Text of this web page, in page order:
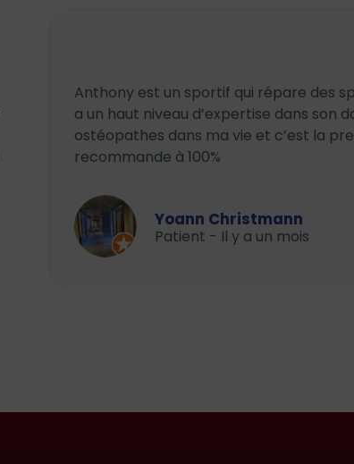
Anthony est un sportif qui répare des
a un haut niveau d’expertise dans son
ostéopathes dans ma vie et c’est la
recommande à 100%
Yoann Christmann
Patient - Il y a un mois